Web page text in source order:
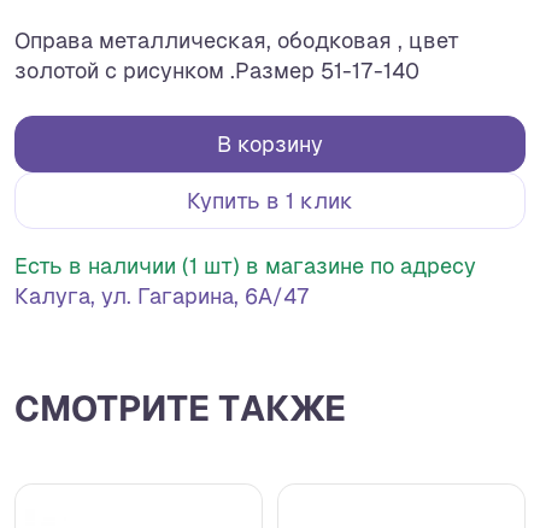
Оправа металлическая, ободковая , цвет
золотой с рисунком .Размер 51-17-140
В корзину
Купить в 1 клик
Есть в наличии (1 шт) в магазине по адресу
Калуга, ул. Гагарина, 6А/47
СМОТРИТЕ ТАКЖЕ